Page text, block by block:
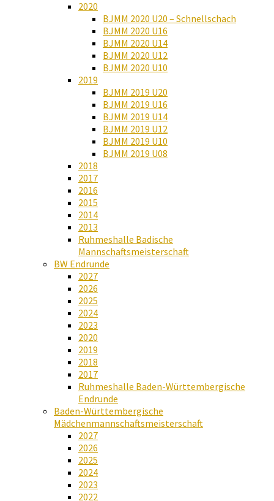
2020
BJMM 2020 U20 – Schnellschach
BJMM 2020 U16
BJMM 2020 U14
BJMM 2020 U12
BJMM 2020 U10
2019
BJMM 2019 U20
BJMM 2019 U16
BJMM 2019 U14
BJMM 2019 U12
BJMM 2019 U10
BJMM 2019 U08
2018
2017
2016
2015
2014
2013
Ruhmeshalle Badische
Mannschaftsmeisterschaft
BW Endrunde
2027
2026
2025
2024
2023
2020
2019
2018
2017
Ruhmeshalle Baden-Württembergische
Endrunde
Baden-Württembergische
Mädchenmannschaftsmeisterschaft
2027
2026
2025
2024
2023
2022